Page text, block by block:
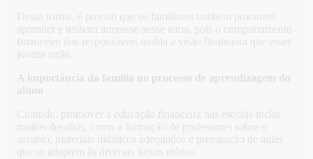
Dessa forma, é preciso que os familiares também procurem
aprender e tenham interesse nesse tema, pois o comportamento
financeiro dos responsáveis molda a visão financeira que esses
jovens terão.
A importância da família no processo de aprendizagem do
aluno
Contudo, promover a educação financeira nas escolas inclui
muitos desafios, como a formação de professores sobre o
assunto, materiais didáticos adequados e preparação de aulas
que se adaptem às diversas faixas etárias.